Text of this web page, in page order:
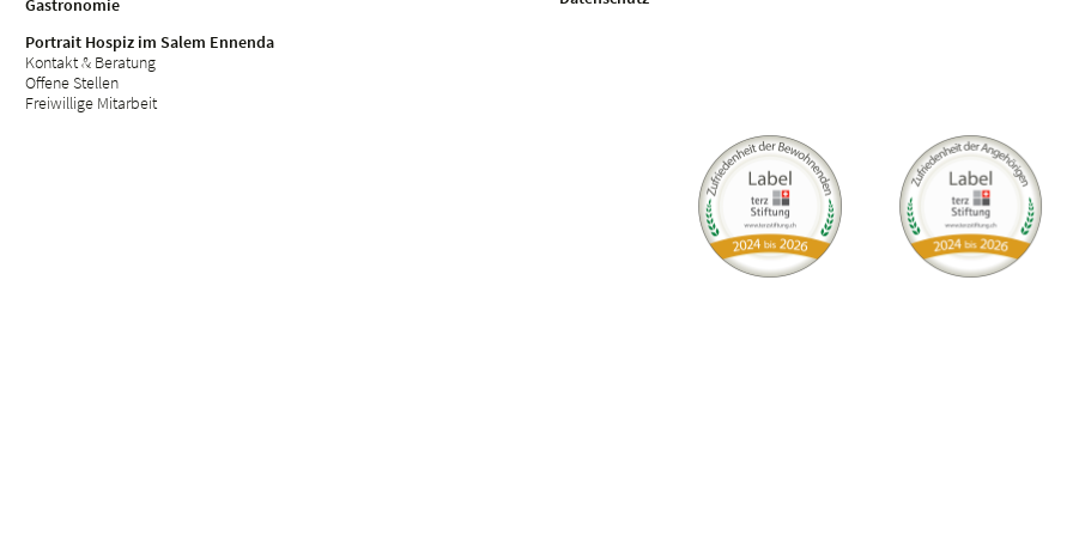
Gastronomie
Portrait Hospiz im Salem Ennenda
Kontakt & Beratung
Offene Stellen
Freiwillige Mitarbeit